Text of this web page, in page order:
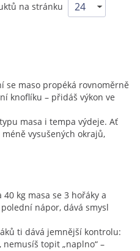
na stránku
se maso propéká rovnoměrně
knoflíku – přidáš výkon ve
masa i tempa výdeje. Ať
vysušených okrajů,
kg masa se 3 hořáky a
nápor, dává smysl
ti dává jemnější kontrolu:
topit „naplno“ –